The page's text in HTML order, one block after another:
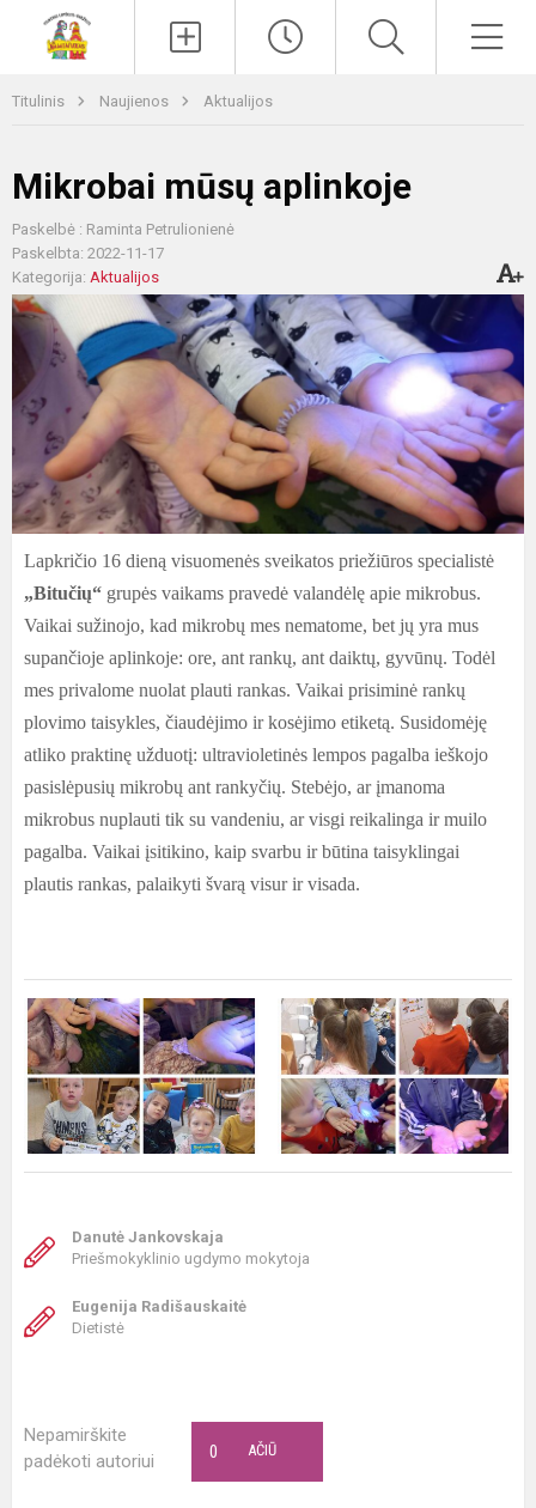
Titulinis Naujienos Aktualijos
Mikrobai mūsų aplinkoje
Paskelbė : Raminta Petrulionienė
Paskelbta: 2022-11-17
Kategorija: Aktualijos
Lapkričio 16 dieną visuomenės sveikatos priežiūros specialistė
„Bitučių“ grupės vaikams pravedė valandėlę apie mikrobus.
Vaikai sužinojo, kad mikrobų mes nematome, bet jų yra mus
supančioje aplinkoje: ore, ant rankų, ant daiktų, gyvūnų. Todėl
mes privalome nuolat plauti rankas. Vaikai prisiminė rankų
plovimo taisykles, čiaudėjimo ir kosėjimo etiketą. Susidomėję
atliko praktinę užduotį: ultravioletinės lempos pagalba ieškojo
pasislėpusių mikrobų ant rankyčių. Stebėjo, ar įmanoma
mikrobus nuplauti tik su vandeniu, ar visgi reikalinga ir muilo
pagalba. Vaikai įsitikino, kaip svarbu ir būtina taisyklingai
plautis rankas, palaikyti švarą visur ir visada.
Danutė Jankovskaja
Priešmokyklinio ugdymo mokytoja
Eugenija Radišauskaitė
Dietistė
Nepamirškite
padėkoti autoriui
AČIŪ
0